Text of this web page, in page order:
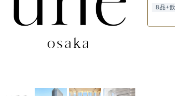
8品+